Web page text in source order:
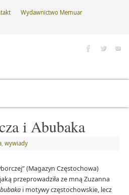
Wydawnictwo Memuar
i Abubaka
, wywiady
(Magazyn Częstochowa)
przeprowadziła ze mną Zuzanna
i motywy częstochowskie, lecz